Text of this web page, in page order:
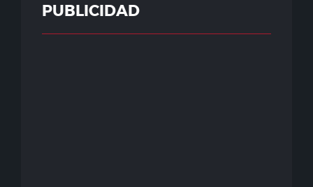
PUBLICIDAD